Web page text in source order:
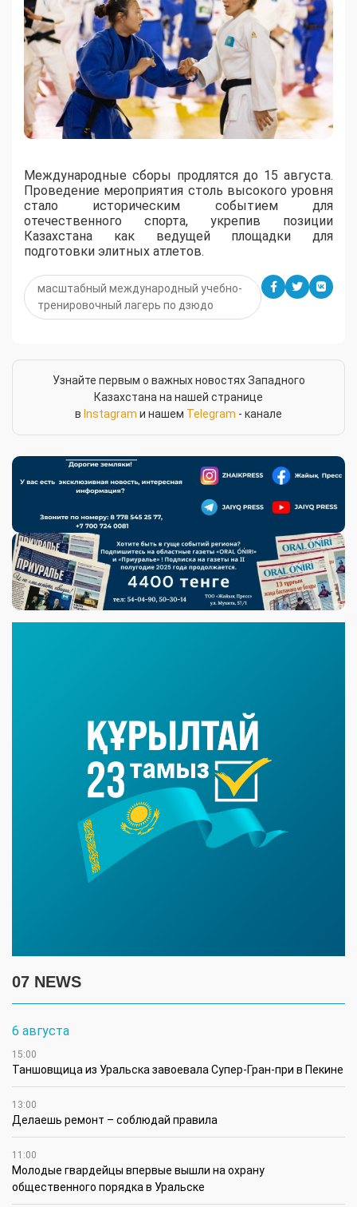
Международные сборы продлятся до 15 августа.
Проведение мероприятия столь высокого уровня
стало историческим событием для
отечественного спорта, укрепив позиции
Казахстана как ведущей площадки для
подготовки элитных атлетов.
масштабный международный учебно-
тренировочный лагерь по дзюдо
Узнайте первым о важных новостях Западного
Казахстана на нашей странице
в Instagram и нашем Telegram - канале
07 NEWS
6 августа
15:00
Таншовщица из Уральска завоевала Супер-Гран-при в Пекине
13:00
Делаешь ремонт – соблюдай правила
11:00
Молодые гвардейцы впервые вышли на охрану
общественного порядка в Уральске